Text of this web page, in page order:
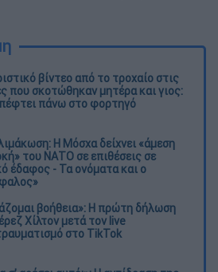
βίντεο από το τροχαίο στις
που σκοτώθηκαν μητέρα και γιος:
πάνω στο φορτηγό
Η Μόσχα δείχνει «άμεση
του ΝΑΤΟ σε επιθέσεις σε
έδαφος - Τα ονόματα και ο
βοήθεια»: Η πρώτη δήλωση
Χίλτον μετά τον live
στο TikTok